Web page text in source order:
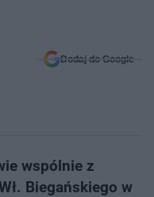
Dodaj do Google
wspólnie z
Biegańskiego w